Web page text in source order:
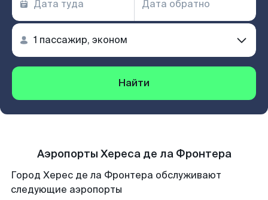
Найти
Аэропорты Хереса де ла Фронтера
Город Херес де ла Фронтера обслуживают
следующие аэропорты